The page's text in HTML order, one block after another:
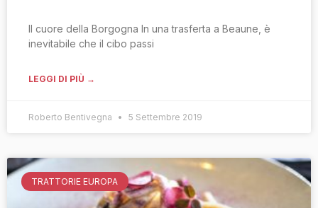
Il cuore della Borgogna In una trasferta a Beaune, è
inevitabile che il cibo passi
LEGGI DI PIÙ →
Roberto Bentivegna 5 Settembre 2019
TRATTORIE EUROPA